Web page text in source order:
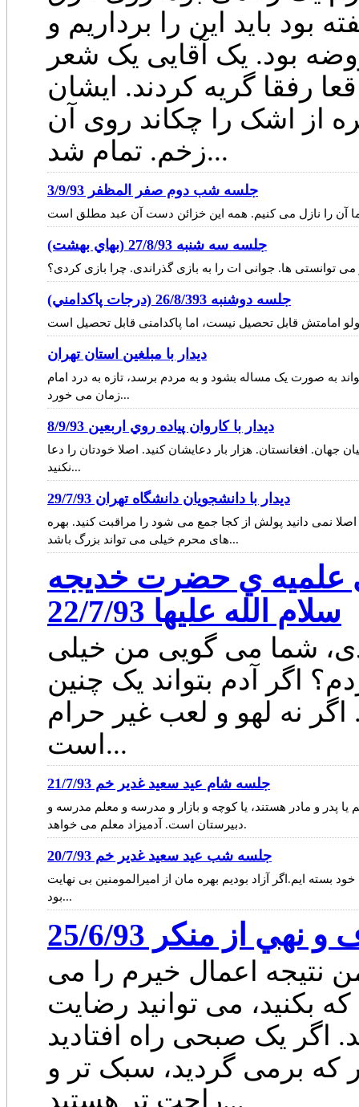
باید این را برداریم و
بود. یک آقایی یک شعر
رفقا گریه کردند. ایشان
از اشک را چکاند روی آن
زخم. تمام شد...
جلسه شب دوم صفر المظفر 3/9/93
جلسه سه شنبه 27/8/93 (بهاي بهشت)
توانستی ها. جوانی ات را به بازی گذراندی. چرا بازی کردی؟
جلسه دوشنبه 26/8/393 (درجات پاكدامني)
ديدار با مبلغين استان تهران
به صورت یک مساله بشود و به مردم برسد، تازه به درد امام
زمان می خورد...
ديدار با كاروان پياده روي اربعين 8/9/93
جهان. افغانستان. هزار بار دعایشان کنید. اصلا خودتان را دعا
نکنید...
ديدار با دانشجويان دانشگاه تهران 29/7/93
نمی دانید پولش از کجا جمع می شود را مراقبت کنید. بهره
های محرم خیلی می تواند بزرگ باشد...
ي علميه ي حضرت خديجه
سلام الله عليها 22/7/93
شما می گویی من خیلی
اگر آدم بتواند یک چنین
نه لهو و لعب غیر حرام
است...
جلسه شام عيد سعيد غدير خم 21/7/93
و مادر هستند، یا کوچه و بازار و مدرسه و معلم مدرسه و
دبیرستان است. آدمیزاد معلم می خواهد.
جلسه شب عيد سعيد غدير خم 20/7/93
ایم.اگر آزاد بودیم بهره مان از امیرالمومنین بی نهایت
بود...
از منكر 25/6/93
اعمال خیرم را می
بکنید، می توانید رضایت
اگر یک صبحی راه افتادید
که برمی گردید، سبک تر و
راحت تر هستید...